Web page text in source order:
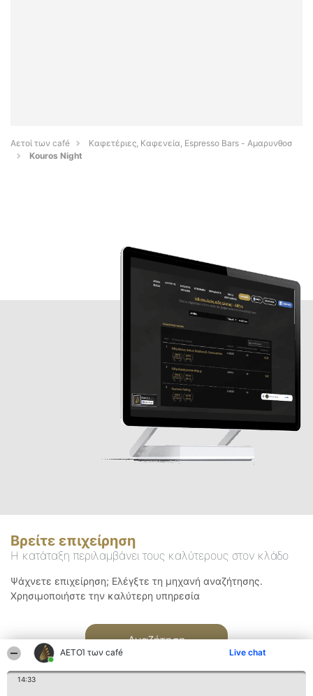
ΑΕΤΟΊ των café Live chat
14:33
Αετοί των café
Καφετέριες, Καφενεία, Espresso Bars - Αμαρυνθοσ
Kouros Night
Βρείτε επιχείρηση
Η κατάταξη περιλαμβάνει τους καλύτερους στον κλάδο
Ψάχνετε επιχείρηση; Ελέγξτε τη μηχανή αναζήτησης.
Χρησιμοποιήστε την καλύτερη υπηρεσία
Αναζήτηση